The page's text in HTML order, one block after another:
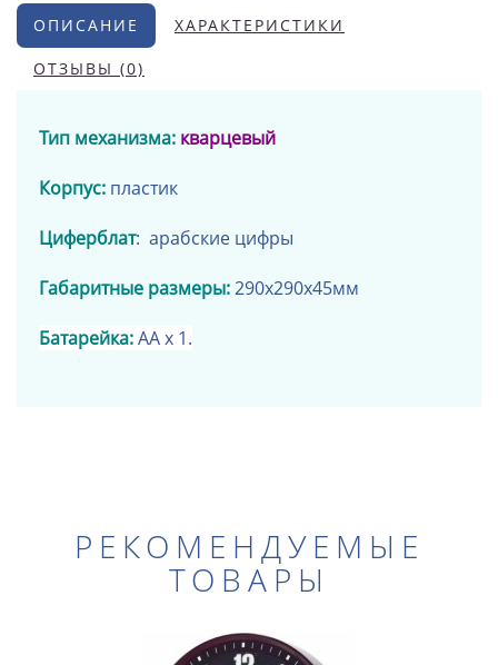
ОПИСАНИЕ ХАРАКТЕРИСТИКИ
ОТЗЫВЫ (0)
Тип механизма: кварцевый
Корпус: пластик
Циферблат: арабские цифры
Габаритные размеры:290х290х45мм
Батарейка:АА х 1.
РЕКОМЕНДУЕМЫЕ
ТОВАРЫ